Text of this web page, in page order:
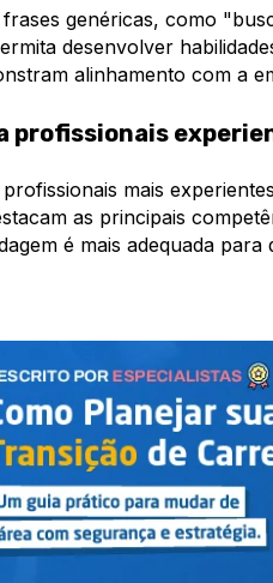
frases genéricas, como
desenvolver
alinhamento com a
profissionais
profissionais mais
as principais
é mais adequada